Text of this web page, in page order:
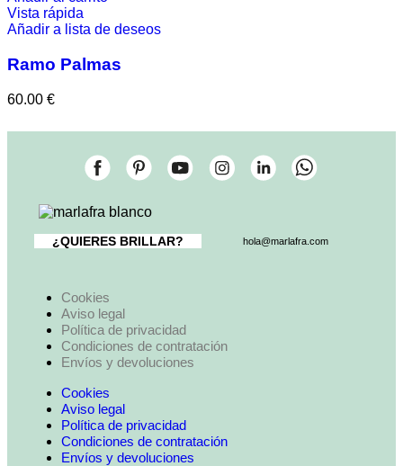
Vista rápida
Añadir a lista de deseos
Ramo Palmas
60.00 €
¿QUIERES BRILLAR? hola@marlafra.com
Cookies
Aviso legal
Política de privacidad
Condiciones de contratación
Envíos y devoluciones
Cookies
Aviso legal
Política de privacidad
Condiciones de contratación
Envíos y devoluciones